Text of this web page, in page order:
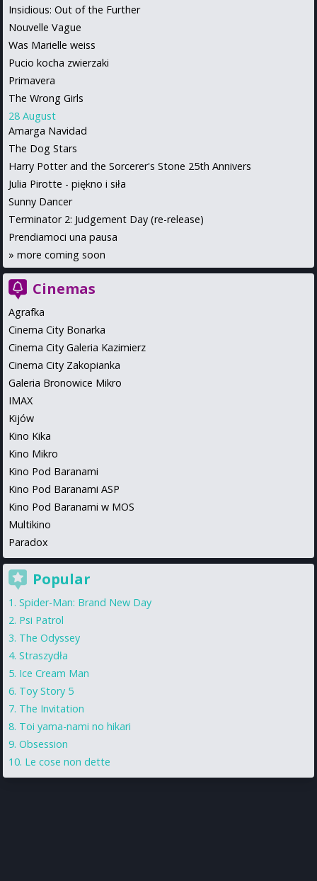
Insidious: Out of the Further
Nouvelle Vague
Was Marielle weiss
Pucio kocha zwierzaki
Primavera
The Wrong Girls
28 August
Amarga Navidad
The Dog Stars
Harry Potter and the Sorcerer's Stone 25th Annivers
Julia Pirotte - piękno i siła
Sunny Dancer
Terminator 2: Judgement Day (re-release)
Prendiamoci una pausa
» more coming soon
Cinemas
Agrafka
Cinema City Bonarka
Cinema City Galeria Kazimierz
Cinema City Zakopianka
Galeria Bronowice Mikro
IMAX
Kijów
Kino Kika
Kino Mikro
Kino Pod Baranami
Kino Pod Baranami ASP
Kino Pod Baranami w MOS
Multikino
Paradox
Popular
Spider-Man: Brand New Day
Psi Patrol
The Odyssey
Straszydła
Ice Cream Man
Toy Story 5
The Invitation
Toi yama-nami no hikari
Obsession
Le cose non dette